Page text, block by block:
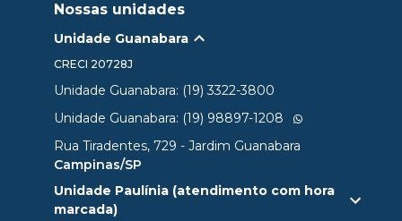
Nossas unidades
Unidade Guanabara
CRECI 20728J
Unidade Guanabara: (19) 3322-3800
Unidade Guanabara: (19) 98897-1208
Rua Tiradentes, 729 - Jardim Guanabara
Campinas/SP
Unidade Paulínia (atendimento com hora
marcada)